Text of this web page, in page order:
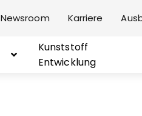
Newsroom Karriere
Kunststoff
Entwicklung